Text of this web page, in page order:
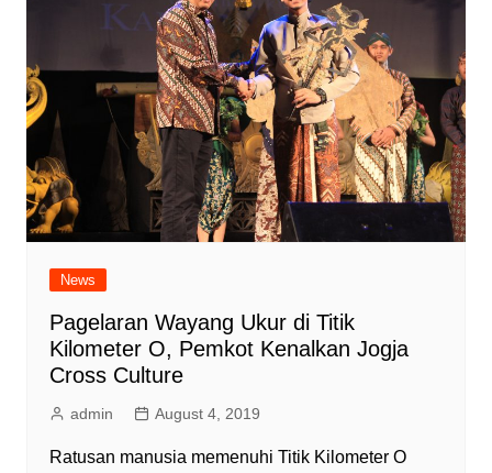
News
Pagelaran Wayang Ukur di Titik
Kilometer O, Pemkot Kenalkan Jogja
Cross Culture
admin August 4, 2019
Ratusan manusia memenuhi Titik Kilometer O